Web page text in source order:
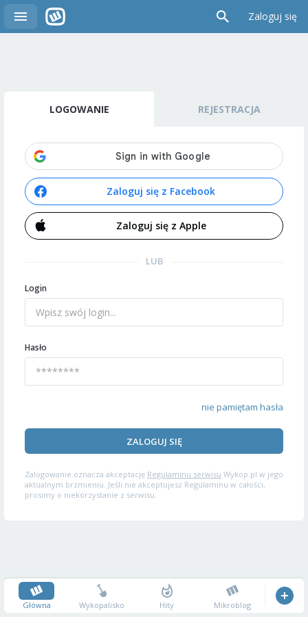
Zaloguj się
LOGOWANIE REJESTRACJA
Zaloguj się z Facebook
Zaloguj się z Apple
LUB
Login
Hasło
nie pamiętam hasła
ZALOGUJ SIĘ
Zalogowanie oznacza akceptację Regulaminu serwisu Wykop.pl w jego
aktualnym brzmieniu. Jeśli nie akceptujesz Regulaminu w całości,
prosimy o niekorzystanie z serwisu.
Główna Wykopalisko Hity Mikroblog